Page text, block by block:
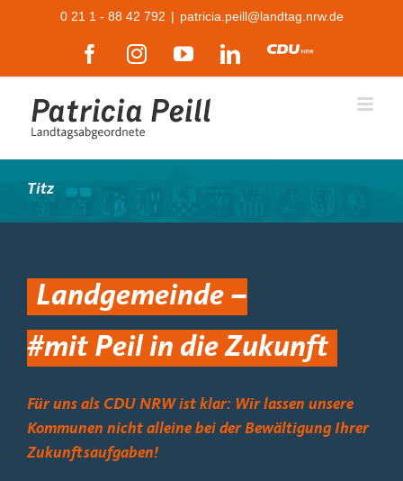
0 21 1 - 88 42 792 | patricia.peill@landtag.nrw.de
FacebookInstagramYouTubeLinkedIn
CDU
Titz
Landgemeinde –
#mit Peil in die Zukunft
Für uns als CDU NRW ist klar: Wir lassen unsere
Kommunen nicht alleine bei der Bewältigung Ihrer
Zukunftsaufgaben!